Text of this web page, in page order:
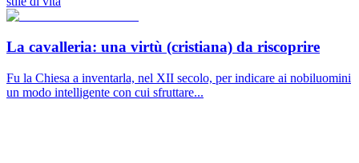
La cavalleria: una virtù (cristiana) da riscoprire
Fu la Chiesa a inventarla, nel XII secolo, per indicare ai nobiluomini
un modo intelligente con cui sfruttare...